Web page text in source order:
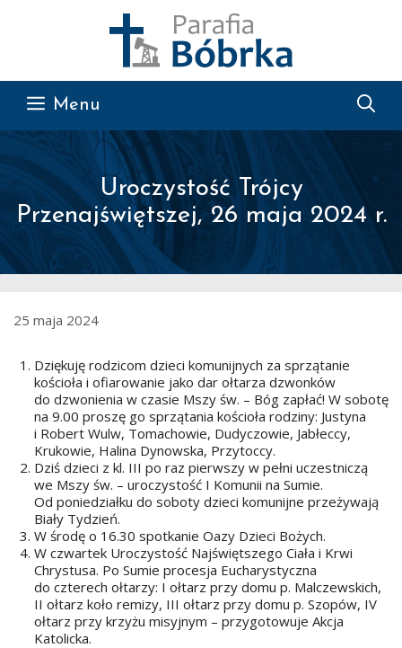
Menu
Uroczystość Trójcy
Przenajświętszej, 26 maja 2024 r.
25 maja 2024
Dziękuję rodzicom dzieci komunijnych za sprzątanie
kościoła i ofiarowanie jako dar ołtarza dzwonków
do dzwonienia w czasie Mszy św. – Bóg zapłać! W sobotę
na 9.00 proszę go sprzątania kościoła rodziny: Justyna
i Robert Wulw, Tomachowie, Dudyczowie, Jabłeccy,
Krukowie, Halina Dynowska, Przytoccy.
Dziś dzieci z kl. III po raz pierwszy w pełni uczestniczą
we Mszy św. – uroczystość I Komunii na Sumie.
Od poniedziałku do soboty dzieci komunijne przeżywają
Biały Tydzień.
W środę o 16.30 spotkanie Oazy Dzieci Bożych.
W czwartek Uroczystość Najświętszego Ciała i Krwi
Chrystusa. Po Sumie procesja Eucharystyczna
do czterech ołtarzy: I ołtarz przy domu p. Malczewskich,
II ołtarz koło remizy, III ołtarz przy domu p. Szopów, IV
ołtarz przy krzyżu misyjnym – przygotowuje Akcja
Katolicka.